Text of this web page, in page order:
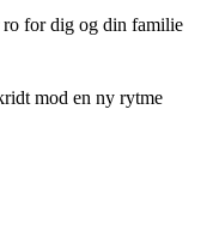
ro for dig og din familie
mod en ny rytme